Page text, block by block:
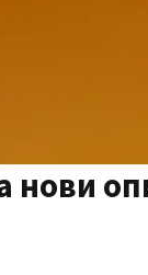
нови